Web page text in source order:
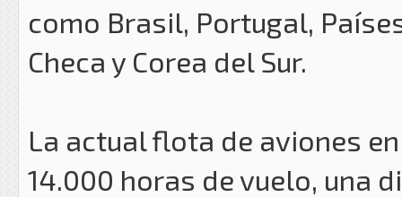
como Brasil, Portugal,
Checa y Corea del Sur.
La actual flota de aviones
14.000 horas de vuelo, una